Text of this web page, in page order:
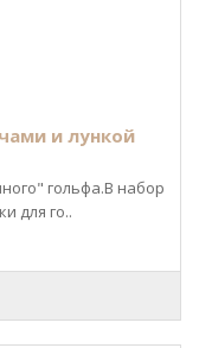
и лункой
гольфа.В набор
для го..